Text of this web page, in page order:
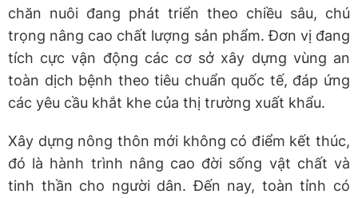
chăn nuôi đang phát triển theo chiều sâu, chú
trọng nâng cao chất lượng sản phẩm. Đơn vị đang
tích cực vận động các cơ sở xây dựng vùng an
toàn dịch bệnh theo tiêu chuẩn quốc tế, đáp ứng
các yêu cầu khắt khe của thị trường xuất khẩu.
Xây dựng nông thôn mới không có điểm kết thúc,
đó là hành trình nâng cao đời sống vật chất và
tinh thần cho người dân. Đến nay, toàn tỉnh có